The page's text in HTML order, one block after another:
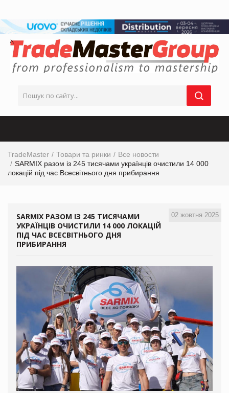
TradeMaster Товари та ринки
Все новости
SARMIX разом із 245 тисячами українців очистили 14 000
локацій під час Всесвітнього дня прибирання
02 жовтня 2025
SARMIX РАЗОМ ІЗ 245 ТИСЯЧАМИ
УКРАЇНЦІВ ОЧИСТИЛИ 14 000 ЛОКАЦІЙ
ПІД ЧАС ВСЕСВІТНЬОГО ДНЯ
ПРИБИРАННЯ